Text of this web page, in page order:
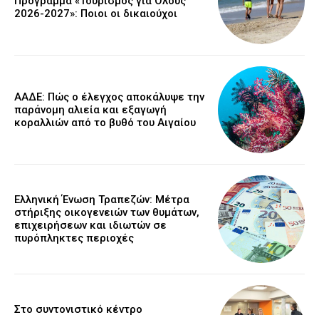
2026-2027»: Ποιοι οι δικαιούχοι
ΑΑΔΕ: Πώς ο έλεγχος αποκάλυψε την
παράνομη αλιεία και εξαγωγή
κοραλλιών από το βυθό του Αιγαίου
Ελληνική Ένωση Τραπεζών: Μέτρα
στήριξης οικογενειών των θυμάτων,
επιχειρήσεων και ιδιωτών σε
πυρόπληκτες περιοχές
Στο συντονιστικό κέντρο